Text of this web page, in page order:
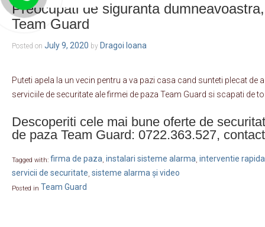
Preocupati de siguranta
Team Guard
Posted on July 9, 2020 by Dragoi Ioana
Puteti apela la un vecin pentru a va pazi casa cand sunteti plecat de
serviciile de securitate ale firmei de paza Team Guard si scapati de
Descoperiti cele mai bune oferte de
de paza Team Guard: 0722.363.527,
Tagged with: firma de paza instalari sisteme alarma interventie rapida
servicii de securitate sisteme alarma și video
Posted in Team Guard